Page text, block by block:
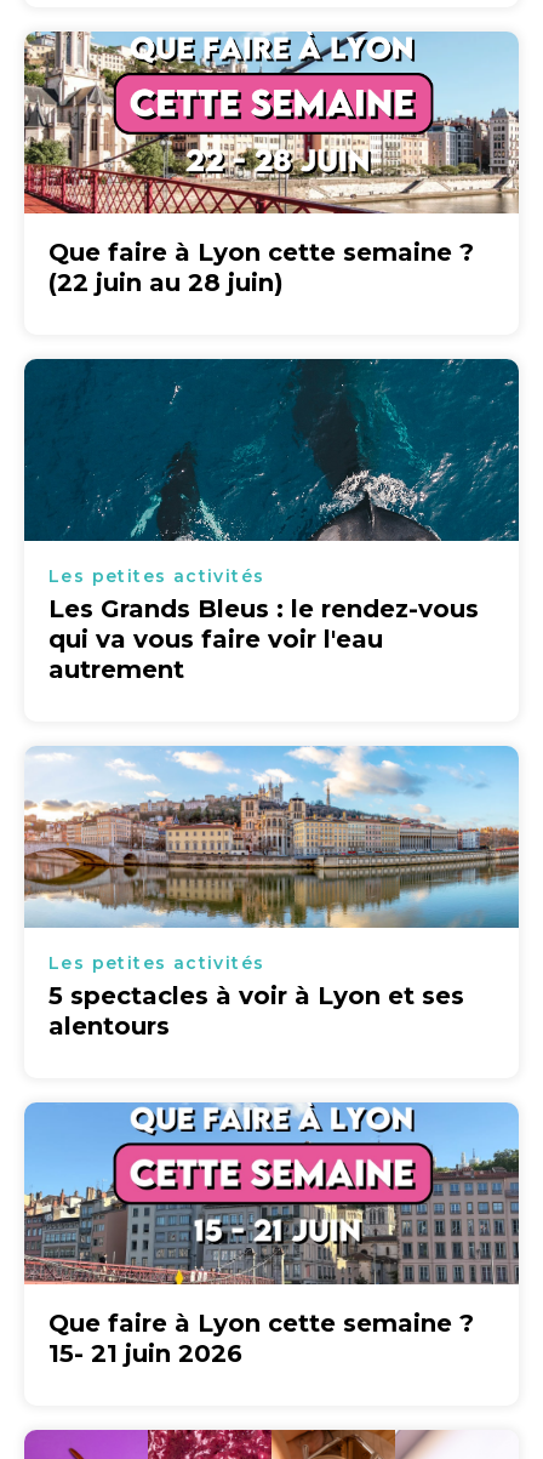
Que faire à Lyon cette semaine ?
(22 juin au 28 juin)
Les petites activités
Les Grands Bleus : le rendez-vous
qui va vous faire voir l'eau
autrement
Les petites activités
5 spectacles à voir à Lyon et ses
alentours
Que faire à Lyon cette semaine ?
15- 21 juin 2026